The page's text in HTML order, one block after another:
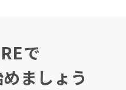
で
ましょう